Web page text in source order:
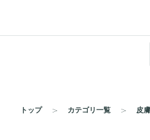
トップ カテゴリ一覧 皮